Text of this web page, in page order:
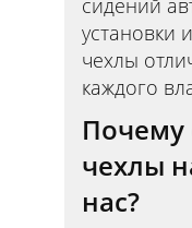
сидений
установки
чехлы
каждого
Почему
чехлы
нас?